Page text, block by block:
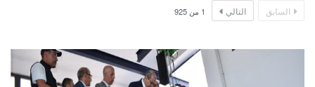
السابق التالي 1 من 925